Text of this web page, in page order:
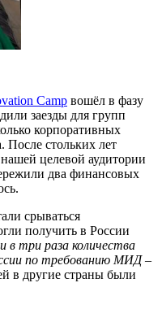
Camp вошёл в фазу
заезды для групп
корпоративных
После стольких лет
целевой аудитории
два финансовых
срываться
получить в России
в три раза количества
по требованию МИД –
в другие страны были